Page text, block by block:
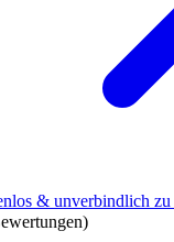
& unverbindlich zu